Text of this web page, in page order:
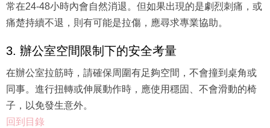
常在24-48小時內會自然消退。但如果出現的是劇烈刺痛，或
痛楚持續不退，則有可能是拉傷，應尋求專業協助。
3. 辦公室空間限制下的安全考量
在辦公室拉筋時，請確保周圍有足夠空間，不會撞到桌角或
同事。進行扭轉或伸展動作時，應使用穩固、不會滑動的椅
子，以免發生意外。
回到目錄